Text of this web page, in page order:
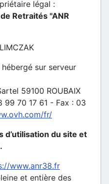
légal :
Retraités "ANR
sur serveur
59100 ROUBAIX
99 70 17 61 - Fax : 03
fr/
d’utilisation du site et
www.anr38.fr
et entière des